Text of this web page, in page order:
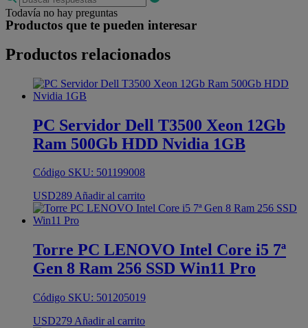
Todavía no hay preguntas
Productos que te pueden interesar
Productos relacionados
PC Servidor Dell T3500 Xeon 12Gb
Ram 500Gb HDD Nvidia 1GB
Código SKU: 501199008
USD289Añadir al carrito
Torre PC LENOVO Intel Core i5 7ª
Gen 8 Ram 256 SSD Win11 Pro
Código SKU: 501205019
USD279 Añadir al carrito